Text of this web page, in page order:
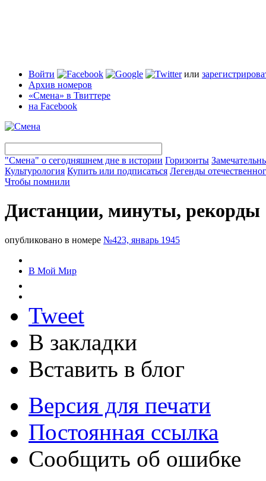
Войти или
Архив номеров
«Смена» в Твиттере
на Facebook
"Смена" о сегодняшнем дне в истории Горизонты
Культурология Купить или подписаться Легенды
Чтобы помнили
Дистанции, минуты, рекорды
опубликовано в номере №423, январь 1945
В Мой Мир
Tweet
В закладки
Вставить в блог
Версия для печати
Постоянная ссылка
Сообщить об ошибке